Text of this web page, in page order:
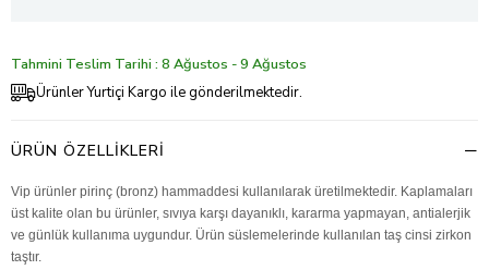
Tahmini Teslim Tarihi : 8 Ağustos - 9 Ağustos
Ürünler Yurtiçi Kargo ile gönderilmektedir.
ÜRÜN ÖZELLIKLERI
Vip ürünler pirinç (bronz) hammaddesi kullanılarak üretilmektedir. Kaplamaları
üst kalite olan bu ürünler, sıvıya karşı dayanıklı, kararma yapmayan, antialerjik
ve günlük kullanıma uygundur. Ürün süslemelerinde kullanılan taş cinsi zirkon
taştır.